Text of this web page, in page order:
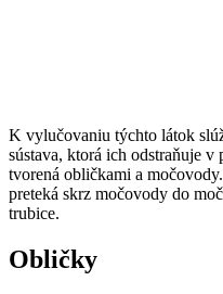
K vylučovaniu týchto látok
sústava, ktorá ich odstraňuje
tvorená obličkami a
preteká skrz močovody do
trubice.
Obličky